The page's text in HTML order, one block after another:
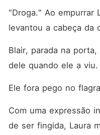
"Droga." Ao empurrar
levantou a cabeça da
Blair, parada na
dele quando ele a viu.
Ele fora pego no
Com uma expressão
de ser fingida, Laura